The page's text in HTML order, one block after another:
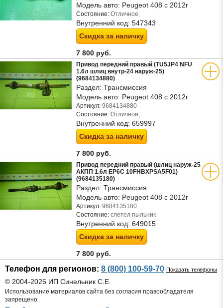
Модель авто: Peugeot 408 с 2012г
Состояние: Отличное,
Внутренний код: 547343
Скидка за наличку
7 800 руб.
Привод передний правый (TU5JP4 NFU
1.6л шлиц внутр-24 наруж-25)
(9684134880)
Раздел: Трансмиссия
Модель авто: Peugeot 408 с 2012г
Артикул: 9684134880
Состояние: Отличное,
Внутренний код: 659997
Скидка за наличку
7 800 руб.
Привод передний правый (шлиц наруж-25
АКПП 1.6л EP6C 10FHBXPSA5F01)
(9684135180)
Раздел: Трансмиссия
Модель авто: Peugeot 408 с 2012г
Артикул: 9684135180
Состояние: слетел пыльник
Внутренний код: 649015
Скидка за наличку
7 800 руб.
Телефон для регионов: 8 (800) 100-59-70 Показать телефоны
© 2004-2026 ИП Синельник С.Е.
Использование материалов сайта без согласия правообладателя
запрещено